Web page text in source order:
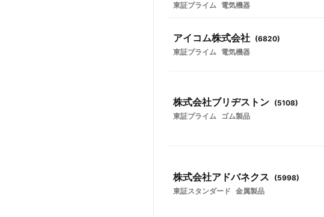
東証プライム 電気機器
アイコム株式会社 (6820)
東証プライム 電気機器
株式会社ブリヂストン (5108)
東証プライム ゴム製品
株式会社アドバネクス (5998)
東証スタンダード 金属製品